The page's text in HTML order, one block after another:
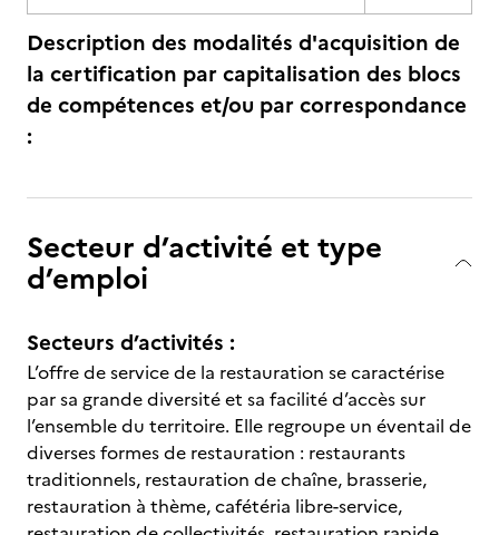
Description des modalités d'acquisition de
la certification par capitalisation des blocs
de compétences et/ou par correspondance
:
Secteur d’activité et type
d’emploi
Secteurs d’activités :
L’offre de service de la restauration se caractérise
par sa grande diversité et sa facilité d’accès sur
l’ensemble du territoire. Elle regroupe un éventail de
diverses formes de restauration : restaurants
traditionnels, restauration de chaîne, brasserie,
restauration à thème, cafétéria libre-service,